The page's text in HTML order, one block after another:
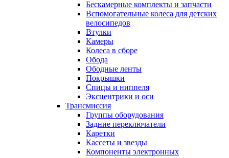
Бескамерные комплекты и запчасти
Вспомогательные колеса для детских
велосипедов
Втулки
Камеры
Колеса в сборе
Обода
Ободные ленты
Покрышки
Спицы и ниппеля
Эксцентрики и оси
Трансмиссия
Группы оборудования
Задние переключатели
Каретки
Кассеты и звезды
Компоненты электронных